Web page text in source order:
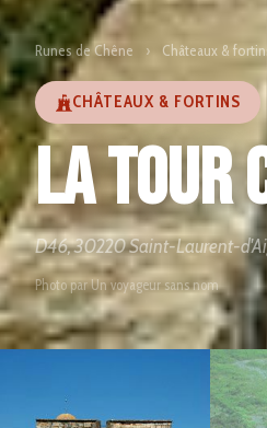
Runes de Chêne › Châteaux &
CHÂTEAUX & FORTINS
La tour
D46, 30220 Saint-Laurent-
Photo par Un voyageur sans nom